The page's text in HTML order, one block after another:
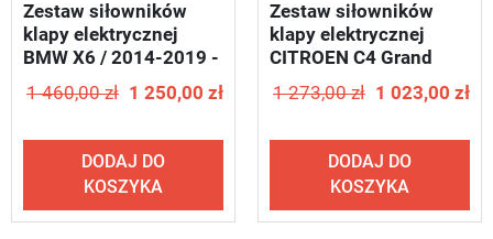
Zestaw siłowników
klapy elektrycznej
BMW X6 / 2014-2019 -
DEFFNER S19
1 460,00 zł 1 250,00 zł
DODAJ DO
KOSZYKA
Zestaw siłowników
klapy elektrycznej
CITROEN C4 Grand
Picasso / 2013-2019 -
DEFFNER T84
1 273,00 zł 1 023,00 zł
DODAJ DO
KOSZYKA